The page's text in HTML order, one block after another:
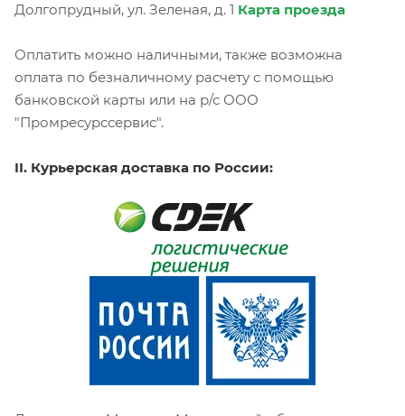
Долгопрудный, ул. Зеленая, д. 1 Карта проезда
Оплатить можно наличными, также возможна
оплата по безналичному расчету с помощью
банковской карты или на р/с ООО
"Промресурссервис".
II. Курьерская доставка по России: